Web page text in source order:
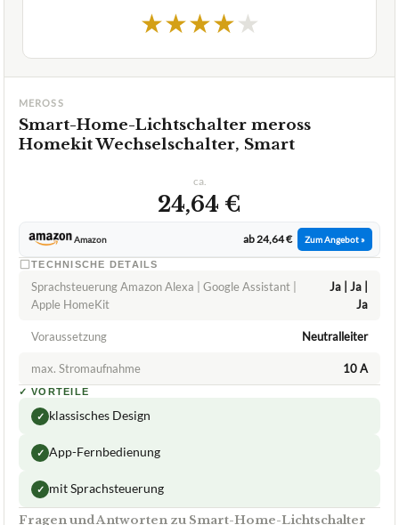
★★★★★
MEROSS
Smart-Home-Lichtschalter meross
Homekit Wechselschalter, Smart
ca.
24,64 €
Amazon ab 24,64 € Zum Angebot »
TECHNISCHE DETAILS
Sprachsteuerung Amazon Alexa | Google Assistant |
Apple HomeKit
Ja | Ja |
Ja
Voraussetzung Neutralleiter
max. Stromaufnahme 10 A
✓ VORTEILE
✓ klassisches Design
✓ App-Fernbedienung
✓ mit Sprachsteuerung
Fragen und Antworten zu Smart-Home-Lichtschalter